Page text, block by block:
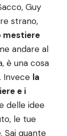
Guy
strano,
mestiere
andare al
è una cosa
Invece la
e i
delle idee
le tue
Sai quante